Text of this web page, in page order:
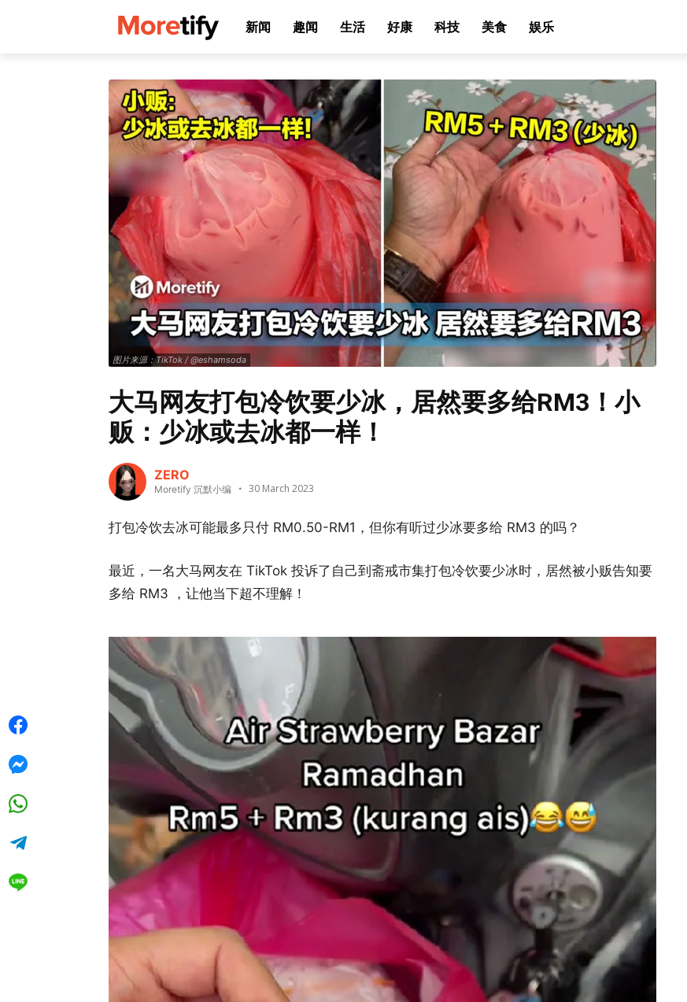
新闻 趣闻 生活 好康 科技 美食 娱乐
图片来源：TikTok / @eshamsoda
大马网友打包冷饮要少冰，居然要多给RM3！小
贩：少冰或去冰都一样！
ZERO
Moretify 沉默小编 30 March 2023
打包冷饮去冰可能最多只付 RM0.50-RM1，但你有听过少冰要多给 RM3 的吗？
最近，一名大马网友在 TikTok 投诉了自己到斋戒市集打包冷饮要少冰时，居然被小贩告知要
多给 RM3 ，让他当下超不理解！